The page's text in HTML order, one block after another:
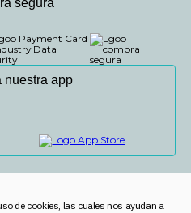
segura
nuestra app
de cookies, las cuales nos ayudan a